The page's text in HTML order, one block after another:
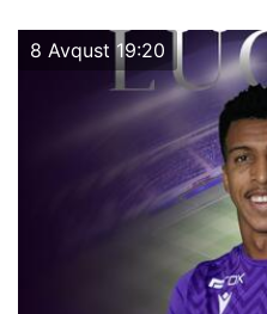
8 Avqust 19:20